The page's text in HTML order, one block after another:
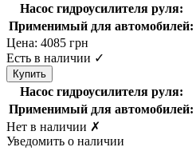
Насос гидроусилителя руля:
Применимый для автомобилей:
Цена: 4085 грн
Есть в наличии ✓
Насос гидроусилителя руля:
Применимый для автомобилей:
Нет в наличии ✗
Уведомить о наличии